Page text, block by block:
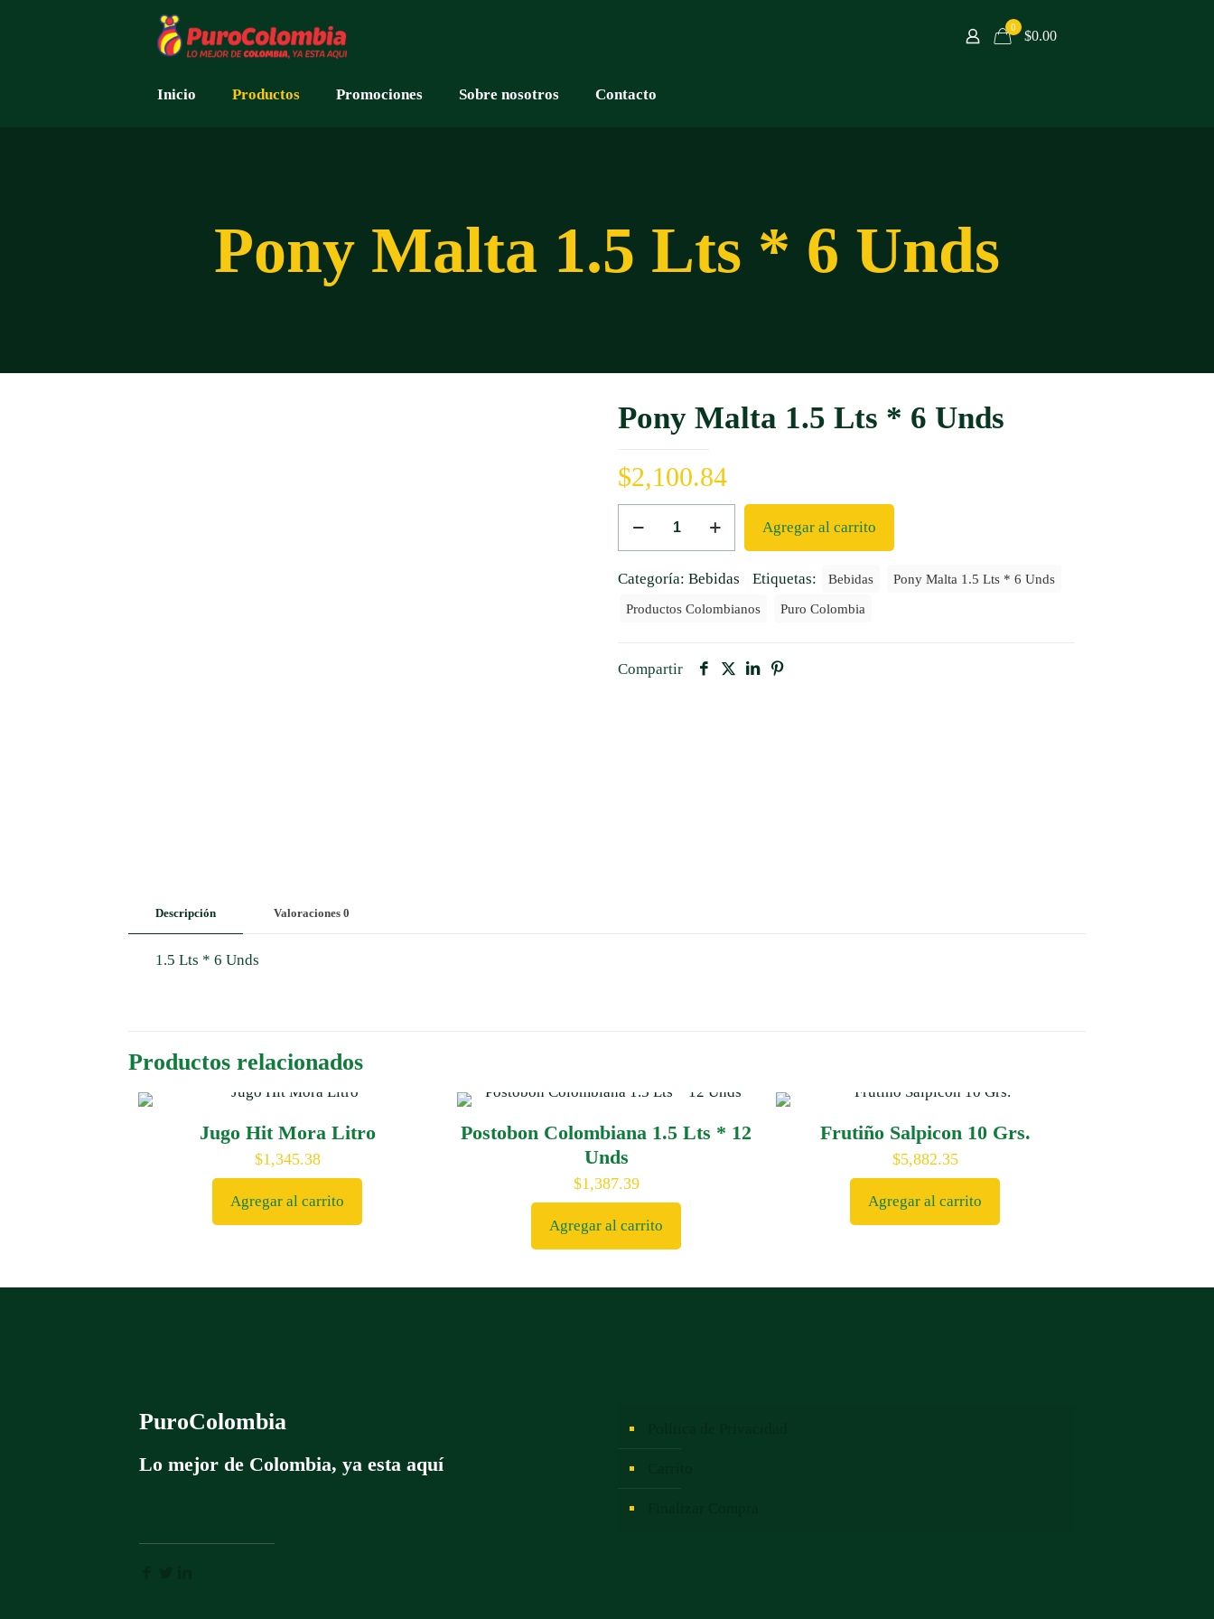
0
$0.00
Inicio Productos Promociones Sobre nosotros Contacto
Pony Malta 1.5 Lts * 6 Unds
Pony Malta 1.5 Lts * 6 Unds
$2,100.84
Lts
Unds
Agregar al carrito
Categoría: Bebidas Etiquetas: Bebidas
Pony Malta 1.5 Lts * 6 Unds
Productos Colombianos
Puro Colombia
Compartir
Descripción Valoraciones 0
1.5 Lts * 6 Unds
Productos relacionados
Jugo Hit Mora Litro
$1,345.38
Agregar al carrito
Postobon Colombiana 1.5 Lts * 12
Unds
$1,387.39
Agregar al carrito
Frutiño Salpicon 10 Grs.
$5,882.35
Agregar al carrito
PuroColombia
Lo mejor de Colombia, ya esta aquí